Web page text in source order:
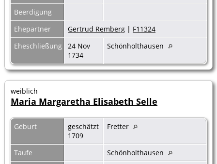
Beerdigung
Ehepartner
Gertrud Remberg | F11324
Eheschließung
24 Nov
1734
Schönholthausen
weiblich
Maria Margaretha Elisabeth Selle
Geburt
geschätzt
1709
Fretter
Taufe
Schönholthausen